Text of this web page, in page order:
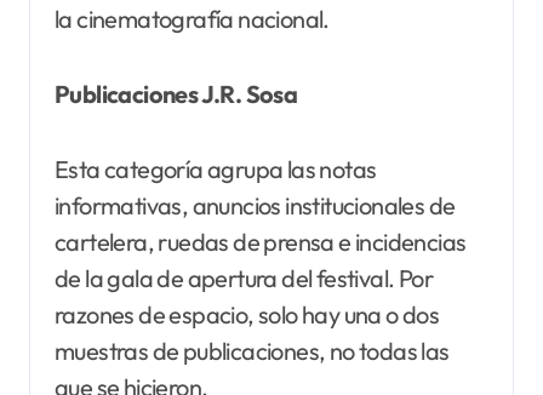
la cinematografía nacional.
Publicaciones J.R. Sosa
Esta categoría agrupa las notas
informativas, anuncios institucionales de
cartelera, ruedas de prensa e incidencias
de la gala de apertura del festival. Por
razones de espacio, solo hay una o dos
muestras de publicaciones, no todas las
que se hicieron.